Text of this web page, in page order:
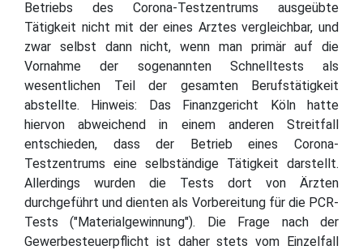
Betriebs des Corona-Testzentrums ausgeübte
Tätigkeit nicht mit der eines Arztes vergleichbar, und
zwar selbst dann nicht, wenn man primär auf die
Vornahme der sogenannten Schnelltests als
wesentlichen Teil der gesamten Berufstätigkeit
abstellte. Hinweis: Das Finanzgericht Köln hatte
hiervon abweichend in einem anderen Streitfall
entschieden, dass der Betrieb eines Corona-
Testzentrums eine selbständige Tätigkeit darstellt.
Allerdings wurden die Tests dort von Ärzten
durchgeführt und dienten als Vorbereitung für die PCR-
Tests ("Materialgewinnung"). Die Frage nach der
Gewerbesteuerpflicht ist daher stets vom Einzelfall